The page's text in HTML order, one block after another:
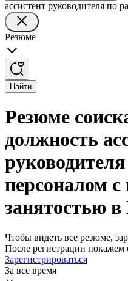
ассистент руководителя по
Резюме
Найти
Резюме
должность
персоналом с
занятостью
Чтобы видеть все резюме,
После регистрации
Зарегистрироваться
За всё время